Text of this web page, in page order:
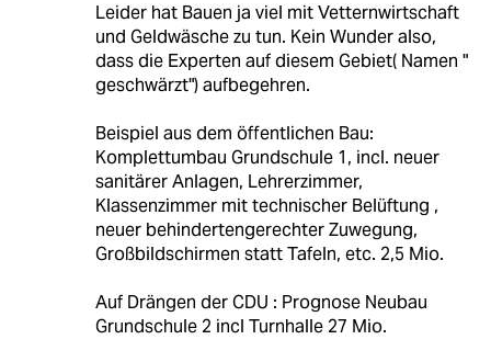
Leider hat Bauen ja viel mit Vetternwirtschaft
und Geldwäsche zu tun. Kein Wunder also,
dass die Experten auf diesem Gebiet( Namen "
geschwärzt") aufbegehren.
Beispiel aus dem öffentlichen Bau:
Komplettumbau Grundschule 1, incl. neuer
sanitärer Anlagen, Lehrerzimmer,
Klassenzimmer mit technischer Belüftung ,
neuer behindertengerechter Zuwegung,
Großbildschirmen statt Tafeln, etc. 2,5 Mio.
Auf Drängen der CDU : Prognose Neubau
Grundschule 2 incl Turnhalle 27 Mio.